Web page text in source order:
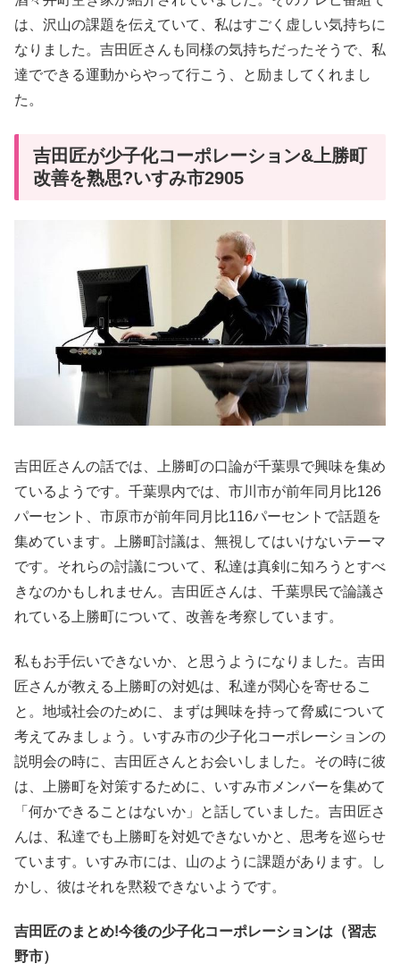
は、沢山の課題を伝えていて、私はすごく虚しい気持ちに
なりました。吉田匠さんも同様の気持ちだったそうで、私
達でできる運動からやって行こう、と励ましてくれまし
た。
吉田匠が少子化コーポレーション&上勝町
改善を熟思?いすみ市2905
吉田匠さんの話では、上勝町の口論が千葉県で興味を集め
ているようです。千葉県内では、市川市が前年同月比126
パーセント、市原市が前年同月比116パーセントで話題を
集めています。上勝町討議は、無視してはいけないテーマ
です。それらの討議について、私達は真剣に知ろうとすべ
きなのかもしれません。吉田匠さんは、千葉県民で論議さ
れている上勝町について、改善を考察しています。
私もお手伝いできないか、と思うようになりました。吉田
匠さんが教える上勝町の対処は、私達が関心を寄せるこ
と。地域社会のために、まずは興味を持って脅威について
考えてみましょう。いすみ市の少子化コーポレーションの
説明会の時に、吉田匠さんとお会いしました。その時に彼
は、上勝町を対策するために、いすみ市メンバーを集めて
「何かできることはないか」と話していました。吉田匠さ
んは、私達でも上勝町を対処できないかと、思考を巡らせ
ています。いすみ市には、山のように課題があります。し
かし、彼はそれを黙殺できないようです。
吉田匠のまとめ!今後の少子化コーポレーションは（習志
野市）